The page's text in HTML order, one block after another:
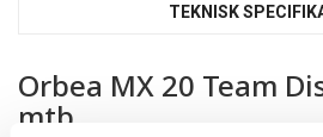
TEKNISK
Orbea MX 20 Team
mtb